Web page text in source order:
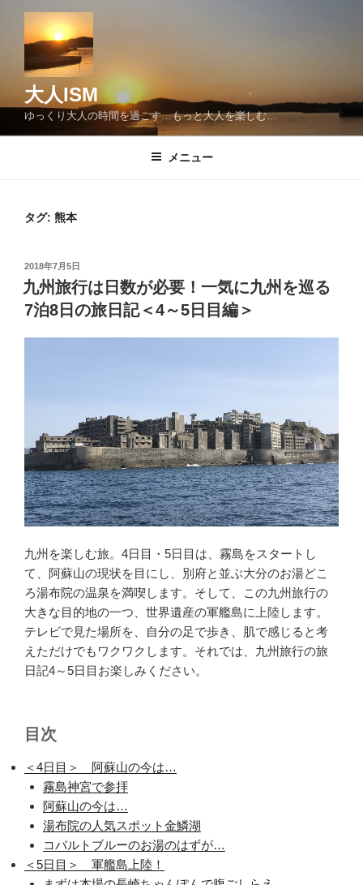
へ
大人ISM
ゆっくり大人の時間を過ごす…もっと大人を楽しむ…
メニュー
タグ: 熊本
投
稿
日:
2018年7月5日
九州旅行は日数が必要！一気に九州を巡る
7泊8日の旅日記＜4～5日目編＞
九州を楽しむ旅。4日目・5日目は、霧島をスタートし
て、阿蘇山の現状を目にし、別府と並ぶ大分のお湯どこ
ろ湯布院の温泉を満喫します。そして、この九州旅行の
大きな目的地の一つ、世界遺産の軍艦島に上陸します。
テレビで見た場所を、自分の足で歩き、肌で感じると考
えただけでもワクワクします。それでは、九州旅行の旅
日記4～5日目お楽しみください。
目次
＜4日目＞ 阿蘇山の今は…
霧島神宮で参拝
阿蘇山の今は…
湯布院の人気スポット金鱗湖
コバルトブルーのお湯のはずが…
＜5日目＞ 軍艦島上陸！